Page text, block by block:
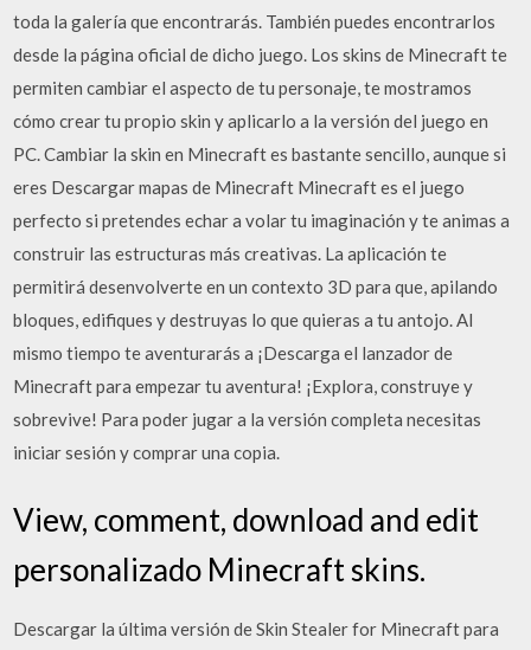
toda la galería que encontrarás. También puedes encontrarlos
desde la página oficial de dicho juego. Los skins de Minecraft te
permiten cambiar el aspecto de tu personaje, te mostramos
cómo crear tu propio skin y aplicarlo a la versión del juego en
PC. Cambiar la skin en Minecraft es bastante sencillo, aunque si
eres Descargar mapas de Minecraft Minecraft es el juego
perfecto si pretendes echar a volar tu imaginación y te animas a
construir las estructuras más creativas. La aplicación te
permitirá desenvolverte en un contexto 3D para que, apilando
bloques, edifiques y destruyas lo que quieras a tu antojo. Al
mismo tiempo te aventurarás a ¡Descarga el lanzador de
Minecraft para empezar tu aventura! ¡Explora, construye y
sobrevive! Para poder jugar a la versión completa necesitas
iniciar sesión y comprar una copia.
View, comment, download and edit
personalizado Minecraft skins.
Descargar la última versión de Skin Stealer for Minecraft para